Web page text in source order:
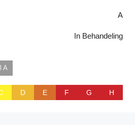
A
In Behandeling
A
D E F G H